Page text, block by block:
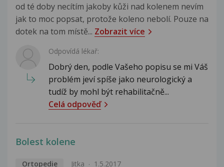
od té doby necítím jakoby kůži nad kolenem nevím
jak to moc popsat, protože koleno nebolí. Pouze na
dotek na tom místě... Zobrazit více
Odpovídá lékař:
Dobrý den, podle Vašeho popisu se mi Váš
problém jeví spíše jako neurologický a
tudíž by mohl být rehabilitačně...
Celá odpověď
Bolest kolene
Ortopedie Jitka 1.5.2017